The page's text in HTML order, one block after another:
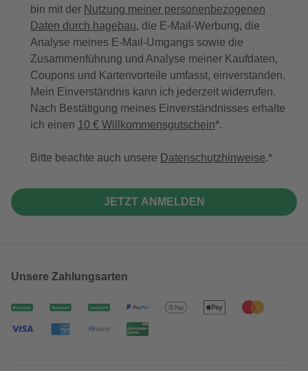
bin mit der Nutzung meiner personenbezogenen
Daten durch hagebau, die E-Mail-Werbung, die
Analyse meines E-Mail-Umgangs sowie die
Zusammenführung und Analyse meiner Kaufdaten,
Coupons und Kartenvorteile umfasst, einverstanden.
Mein Einverständnis kann ich jederzeit widerrufen.
Nach Bestätigung meines Einverständnisses erhalte
ich einen 10 € Willkommensgutschein*.
Bitte beachte auch unsere Datenschutzhinweise.
JETZT ANMELDEN
Unsere Zahlungsarten